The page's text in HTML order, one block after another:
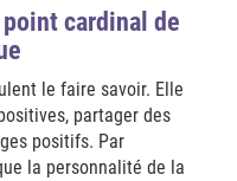
cardinal de
le faire savoir. Elle
partager des
positifs. Par
la personnalité de la